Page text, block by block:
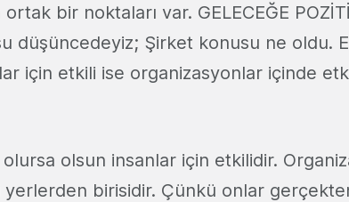
bir noktaları var. GELECEĞE
düşüncedeyiz; Şirket konusu ne oldu.
için etkili ise organizasyonlar içinde
olursa olsun insanlar için etkilidir.
birisidir. Çünkü onlar gerçekten